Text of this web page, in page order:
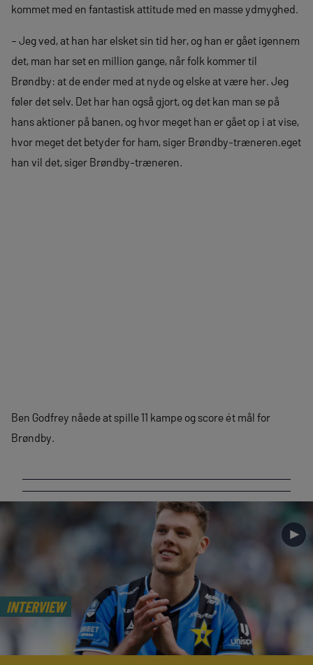
kommet med en fantastisk attitude med en masse ydmyghed.
– Jeg ved, at han har elsket sin tid her, og han er gået igennem
det, man har set en million gange, når folk kommer til
Brøndby: at de ender med at nyde og elske at være her. Jeg
føler det selv. Det har han også gjort, og det kan man se på
hans aktioner på banen, og hvor meget han er gået op i at vise,
hvor meget det betyder for ham, siger Brøndby-træneren.eget
han vil det, siger Brøndby-træneren.
Ben Godfrey nåede at spille 11 kampe og score ét mål for
Brøndby.
INTERVIEW
►